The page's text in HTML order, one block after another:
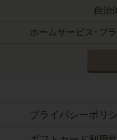
自治
ホームサービス･プ
プライバシーポリ